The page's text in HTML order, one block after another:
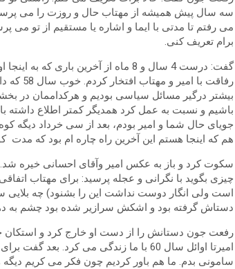
سه سال پیش همیشه از مهتاب حال و روزت را می
می رفتم تا مدتی با ایما و اشاره یا مستقیم از تو
برام تعریف کنی.
گفت: درست 4 سال و 8 ماه از آخرین
رفاقت
بیشتر درگیر مسائل سیاسی بودیم و هرکداممان در
جویای حال شما و امیر بودم، بعد از سی خرداد دیگه
هم که اینجا هستم این آخرین راه چاره ام بود که مدت
سکوت کرد و باز به عکس امیر وآقای احسانی خیره شد.
چیزی بگوید با نگرانی و عجله پرسید: برای مهتاب
است ولی انگار دوست نداشت این را بشنود) چه
دستاش گرفته بود و اشکش سرازیر شده بود چشم به
رفعت جون دستانش را از دست او خارج کرد و استکان
امیرتا اوائل سال 60 با ما زندگی می
سامونی بدم. ما هم باور کردیم چون فکر می کریم دیگه